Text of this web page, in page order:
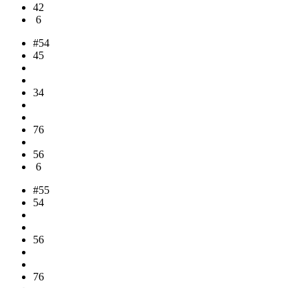
42
6
#54
45
34
76
56
6
#55
54
56
76